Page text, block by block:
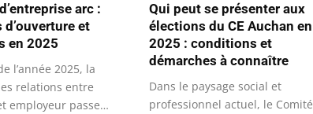
arc :
d’ouverture et
en 2025
l’année 2025, la
relations entre
employeur passe
Qui peut se présenter aux
élections du CE Auchan en
2025 : conditions et
démarches à connaître
Dans le paysage social et
professionnel actuel, le Comité